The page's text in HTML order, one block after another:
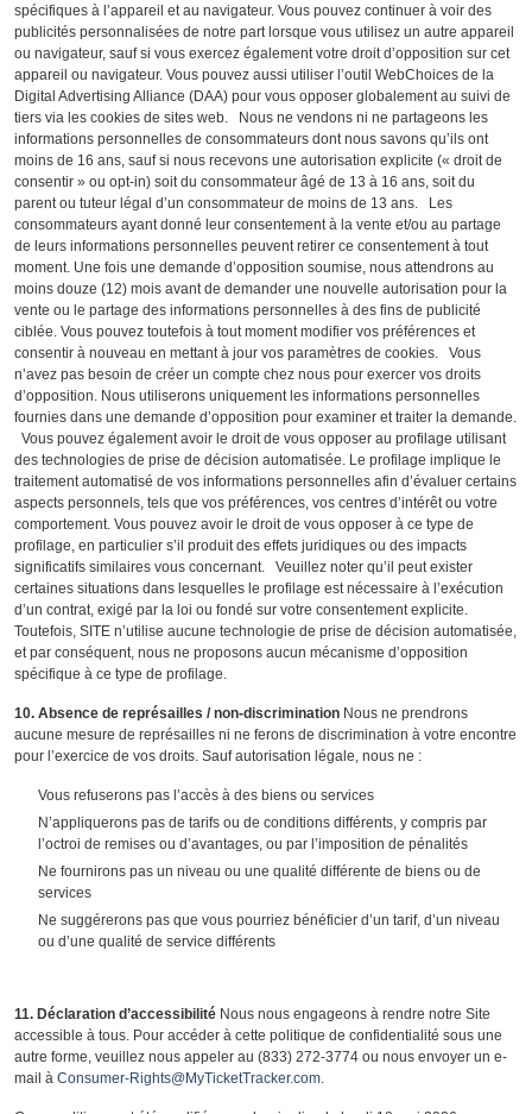
spécifiques à l’appareil et au navigateur. Vous pouvez continuer à voir des
publicités personnalisées de notre part lorsque vous utilisez un autre appareil
ou navigateur, sauf si vous exercez également votre droit d’opposition sur cet
appareil ou navigateur. Vous pouvez aussi utiliser l’outil WebChoices de la
Digital Advertising Alliance (DAA) pour vous opposer globalement au suivi de
tiers via les cookies de sites web. Nous ne vendons ni ne partageons les
informations personnelles de consommateurs dont nous savons qu’ils ont
moins de 16 ans, sauf si nous recevons une autorisation explicite (« droit de
consentir » ou opt-in) soit du consommateur âgé de 13 à 16 ans, soit du
parent ou tuteur légal d’un consommateur de moins de 13 ans. Les
consommateurs ayant donné leur consentement à la vente et/ou au partage
de leurs informations personnelles peuvent retirer ce consentement à tout
moment. Une fois une demande d’opposition soumise, nous attendrons au
moins douze (12) mois avant de demander une nouvelle autorisation pour la
vente ou le partage des informations personnelles à des fins de publicité
ciblée. Vous pouvez toutefois à tout moment modifier vos préférences et
consentir à nouveau en mettant à jour vos paramètres de cookies. Vous
n’avez pas besoin de créer un compte chez nous pour exercer vos droits
d’opposition. Nous utiliserons uniquement les informations personnelles
fournies dans une demande d’opposition pour examiner et traiter la demande.
Vous pouvez également avoir le droit de vous opposer au profilage utilisant
des technologies de prise de décision automatisée. Le profilage implique le
traitement automatisé de vos informations personnelles afin d’évaluer certains
aspects personnels, tels que vos préférences, vos centres d’intérêt ou votre
comportement. Vous pouvez avoir le droit de vous opposer à ce type de
profilage, en particulier s’il produit des effets juridiques ou des impacts
significatifs similaires vous concernant. Veuillez noter qu’il peut exister
certaines situations dans lesquelles le profilage est nécessaire à l’exécution
d’un contrat, exigé par la loi ou fondé sur votre consentement explicite.
Toutefois, SITE n’utilise aucune technologie de prise de décision automatisée,
et par conséquent, nous ne proposons aucun mécanisme d’opposition
spécifique à ce type de profilage.
10. Absence de représailles / non-discrimination Nous ne prendrons
aucune mesure de représailles ni ne ferons de discrimination à votre encontre
pour l’exercice de vos droits. Sauf autorisation légale, nous ne :
Vous refuserons pas l’accès à des biens ou services
N’appliquerons pas de tarifs ou de conditions différents, y compris par
l’octroi de remises ou d’avantages, ou par l’imposition de pénalités
Ne fournirons pas un niveau ou une qualité différente de biens ou de
services
Ne suggérerons pas que vous pourriez bénéficier d’un tarif, d’un niveau
ou d’une qualité de service différents
11. Déclaration d’accessibilité Nous nous engageons à rendre notre Site
accessible à tous. Pour accéder à cette politique de confidentialité sous une
autre forme, veuillez nous appeler au (833) 272-3774 ou nous envoyer un e-
mail à Consumer-Rights@MyTicketTracker.com.